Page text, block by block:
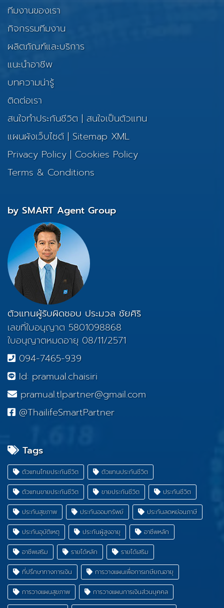
ทีมงานของเรา
กิจกรรมทีมงาน
ผลิตภัณฑ์และบริการ
แนะนำอาชีพ
บทความน่ารู้
ติดต่อเรา
สนใจทำประกันชีวิต | สนใจเป็นตัวแทน
แผนผังเว็บไซต์| Sitemap XML
Privacy Policy | Cookies Policy
Terms & Conditions
by SMART Agent Group
ตัวแทนผู้รับผิดชอบ ประมวล ชัยศิริ
เลขที่ใบอนุญาต 5801098868
ใบอนุญาตหมดอายุ 08/11/2571
094-7465-939
Id: pramual.chaisiri
pramual.tlpartner@gmail.com
@ThailifeSmartPartner
Tags
ตัวแทนไทยประกันชีวิต ตัวแทนประกันชีวิต
ตัวแทนขายประกันชีวิต ขายประกันชีวิต ประกันชีวิต
ประกันสุขภาพ ประกันออมทรัพย์ ประกันลดหย่อนภาษี
ประกันอุบัติเหตุ ประกันผู้สูงอายุ อาชีพหลัก
อาชีพเสริม รายได้หลัก รายได้เสริม
ที่ปรึกษาทางการเงิน การวางแผนเพื่อการเกษียณอายุ
การวางแผนสุขภาพ การวางแผนการเงินส่วนบุคคล